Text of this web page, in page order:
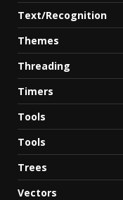
Text/Recognition
Themes
Threading
Timers
Tools
Tools
Trees
Vectors